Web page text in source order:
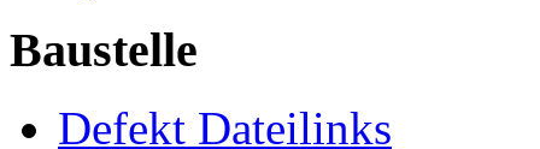
Baustelle
Defekt Dateilinks